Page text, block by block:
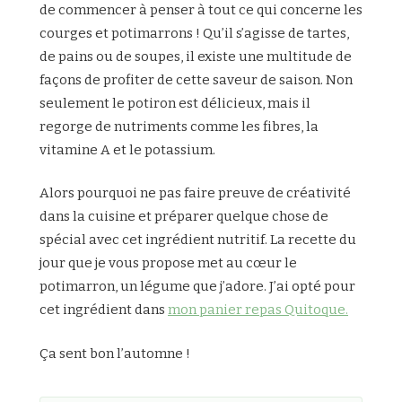
de commencer à penser à tout ce qui concerne les
courges et potimarrons ! Qu’il s’agisse de tartes,
de pains ou de soupes, il existe une multitude de
façons de profiter de cette saveur de saison. Non
seulement le potiron est délicieux, mais il
regorge de nutriments comme les fibres, la
vitamine A et le potassium.
Alors pourquoi ne pas faire preuve de créativité
dans la cuisine et préparer quelque chose de
spécial avec cet ingrédient nutritif. La recette du
jour que je vous propose met au cœur le
potimarron, un légume que j’adore. J’ai opté pour
cet ingrédient dans mon panier repas Quitoque.
Ça sent bon l’automne !